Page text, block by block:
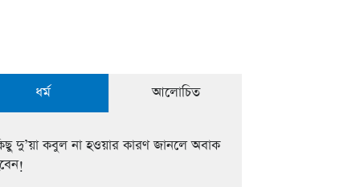
ধর্ম আলোচিত
দু’য়া কবুল না হওয়ার কারণ জানলে অবাক